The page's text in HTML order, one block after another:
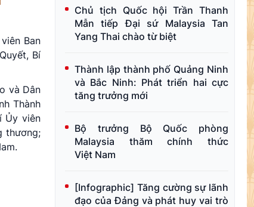
Ban
Bí
và Dân
Thành
Ủy viên
thương;
Chủ tịch Quốc hội Trần Thanh
Mẫn tiếp Đại sứ Malaysia Tan
Yang Thai chào từ biệt
Thành lập thành phố Quảng Ninh
và Bắc Ninh: Phát triển hai cực
tăng trưởng mới
Bộ trưởng Bộ Quốc phòng
Malaysia thăm chính thức
Việt Nam
[Infographic] Tăng cường sự lãnh
đạo của Đảng và phát huy vai trò